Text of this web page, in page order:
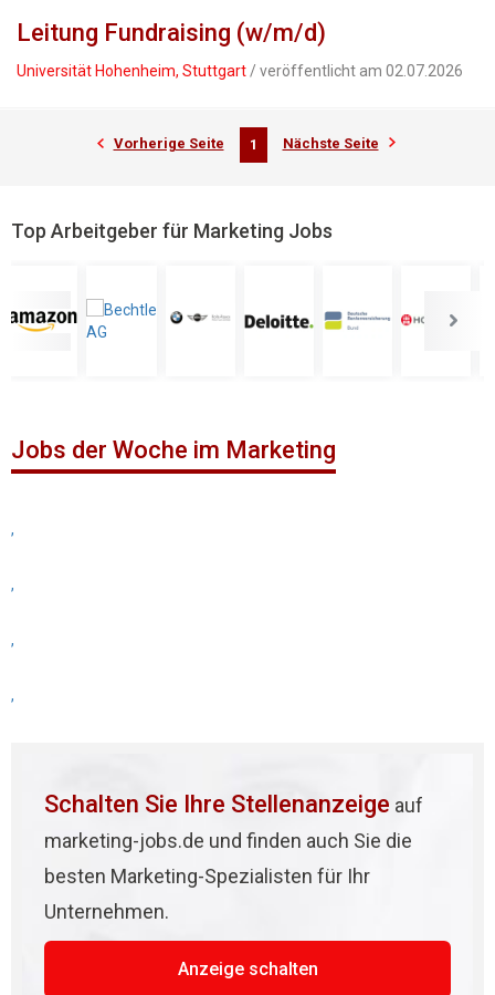
Leitung Fundraising (w/m/d)
Universität Hohenheim, Stuttgart / veröffentlicht am 02.07.2026
Vorherige Seite 1 Nächste Seite
Top Arbeitgeber für Marketing Jobs
Jobs der Woche im Marketing
,
,
,
,
Schalten Sie Ihre Stellenanzeige auf
marketing-jobs.de und finden auch Sie die
besten Marketing-Spezialisten für Ihr
Unternehmen.
Anzeige schalten